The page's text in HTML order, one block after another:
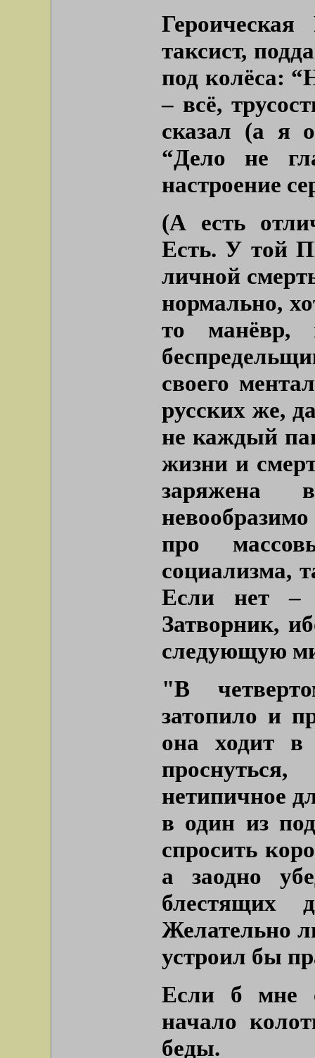
таксист,
под колёса:
– всё,
сказал (а я
“Дело не
настроение
(А есть
Есть. У той
личной
нормально,
то манёвр,
своего
русских же,
не каждый
жизни и
заряжена
про
социализма,
Если нет –
Затворник,
следующую
"В
затопило и
она ходит
нетипичное
в один из
спросить
а заодно
блестящих
Желательно
устроил бы
Если б мне
начало
беды.